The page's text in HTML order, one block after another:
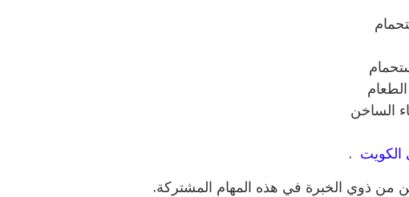
الساخن
الكويت .
من ذوي الخبرة في هذه المهام المشتركة.